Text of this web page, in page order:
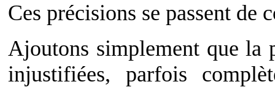
Ces précisions se passent de
Ajoutons simplement que la
injustifiées, parfois